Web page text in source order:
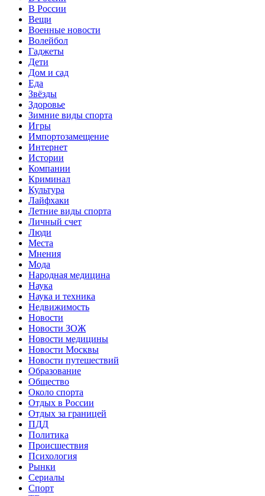
В России
Вещи
Военные новости
Волейбол
Гаджеты
Дети
Дом и сад
Еда
Звёзды
Здоровье
Зимние виды спорта
Игры
Импортозамещение
Интернет
Истории
Компании
Криминал
Культура
Лайфхаки
Летние виды спорта
Личный счет
Люди
Места
Мнения
Мода
Народная медицина
Наука
Наука и техника
Недвижимость
Новости
Новости ЗОЖ
Новости медицины
Новости Москвы
Новости путешествий
Образование
Общество
Около спорта
Отдых в России
Отдых за границей
ПДД
Политика
Происшествия
Психология
Рынки
Сериалы
Спорт